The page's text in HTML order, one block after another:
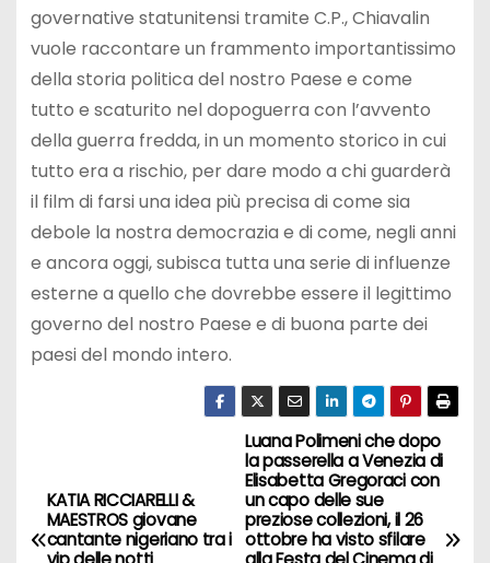
governative statunitensi tramite C.P., Chiavalin
vuole raccontare un frammento importantissimo
della storia politica del nostro Paese e come
tutto e scaturito nel dopoguerra con l’avvento
della guerra fredda, in un momento storico in cui
tutto era a rischio, per dare modo a chi guarderà
il film di farsi una idea più precisa di come sia
debole la nostra democrazia e di come, negli anni
e ancora oggi, subisca tutta una serie di influenze
esterne a quello che dovrebbe essere il legittimo
governo del nostro Paese e di buona parte dei
paesi del mondo intero.
a
v
Luana Polimeni che dopo
la passerella a Venezia di
Elisabetta Gregoraci con
un capo delle sue
preziose collezioni, il 26
ottobre ha visto sfilare
KATIA RICCIARELLI &
MAESTROS giovane
cantante nigeriano tra i